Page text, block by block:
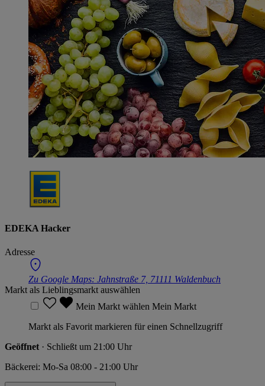
EDEKA Hacker
Adresse
Zu Google Maps: Jahnstraße 7, 71111 Waldenbuch
Markt als Lieblingsmarkt auswählen
Mein Markt wählen Mein Markt
Markt als Favorit markieren für einen Schnellzugriff
Geöffnet · Schließt um 21:00 Uhr
Bäckerei: Mo-Sa 08:00 - 21:00 Uhr